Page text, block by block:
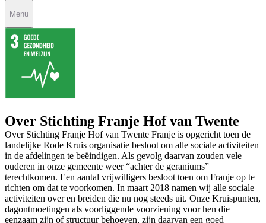
Menu
Over Stichting Franje Hof van Twente
Over Stichting Franje Hof van Twente Franje is opgericht toen de
landelijke Rode Kruis organisatie besloot om alle sociale activiteiten
in de afdelingen te beëindigen. Als gevolg daarvan zouden vele
ouderen in onze gemeente weer “achter de geraniums”
terechtkomen. Een aantal vrijwilligers besloot toen om Franje op te
richten om dat te voorkomen. In maart 2018 namen wij alle sociale
activiteiten over en breiden die nu nog steeds uit. Onze Kruispunten,
dagontmoetingen als voorliggende voorziening voor hen die
eenzaam zijn of structuur behoeven, zijn daarvan een goed